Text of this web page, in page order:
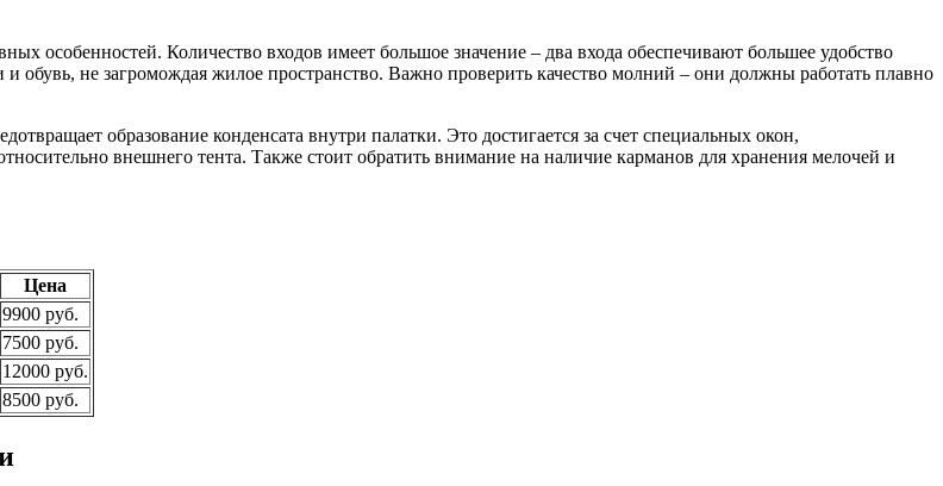
особенностей. Количество входов имеет большое значение – два входа обеспечивают большее удобство
обувь, не загромождая жилое пространство. Важно проверить качество молний – они должны работать плавно
образование конденсата внутри палатки. Это достигается за счет специальных окон,
внешнего тента. Также стоит обратить внимание на наличие карманов для хранения мелочей и
Цена
9900 руб.
7500 руб.
12000 руб.
8500 руб.